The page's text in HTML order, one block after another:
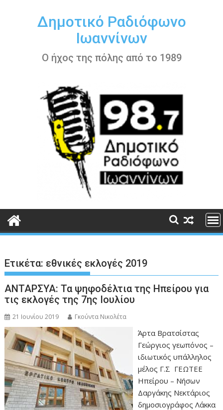
περιεχόμενοΔημοτικό Ραδιόφωνο
Ιωαννίνων
Ο ήχος της πόλης από το 1989
Ετικέτα: εθνικές εκλογές 2019
ΑΝΤΑΡΣΥΑ: Τα ψηφοδέλτια της Ηπείρου για
τις εκλογές της 7ης Ιουλίου
21 Ιουνίου 2019 Γκούντα Νικολέτα
Άρτα Βρατσίστας
Γεώργιος γεωπόνος –
ιδιωτικός υπάλληλος
μέλος Γ.Σ ΓΕΩΤΕΕ
Ηπείρου – Νήσων
Δαργάκης Νεκτάριος
δημοσιογράφος Λάκκα